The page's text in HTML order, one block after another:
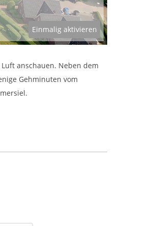
Einmalig aktivieren
anschauen. Neben dem
Gehminuten vom